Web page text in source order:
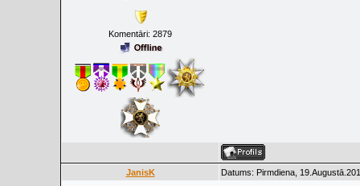
Komentāri: 2879
JanisK Datums: Pirmdiena,